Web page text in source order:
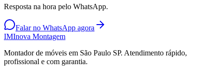
Resposta na hora pelo WhatsApp.
Falar no WhatsApp agora
IMInova Montagem
Montador de móveis em São Paulo SP. Atendimento rápido,
profissional e com garantia.